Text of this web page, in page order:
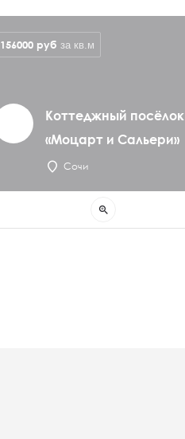
Коттеджный посёлок
«Моцарт и Сальери»
Сочи
156000 руб за кв.м
zoom_in